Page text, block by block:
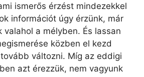
ismerős érzést mindezekkel
információt úgy érzünk, már
a mélyben. És lassan
közben el kezd
változni. Míg az eddigi
azt érezzük, nem vagyunk